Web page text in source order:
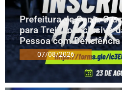
Prefeitura de Santa
para Treinão Inclusivo
Pessoa com Deficiência
07/08/2026